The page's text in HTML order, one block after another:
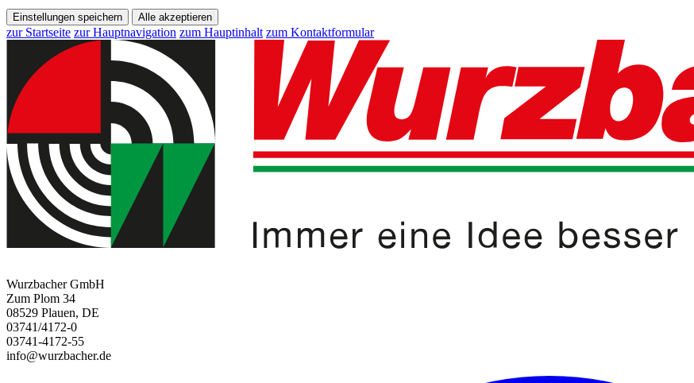
Einstellungen speichern Alle akzeptieren
zur Startseite zur Hauptnavigation zum Hauptinhalt zum Kontaktformular
Wurzbacher GmbH
Zum Plom 34
08529 Plauen, DE
03741/4172-0
03741-4172-55
info@wurzbacher.de